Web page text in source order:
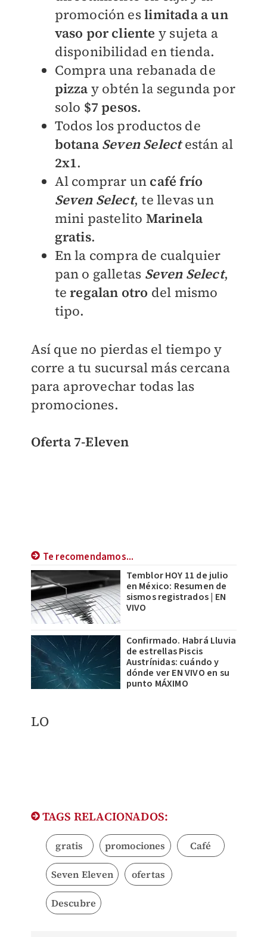
promoción eslimitada a un
vaso por cliente y sujeta a
disponibilidad en tienda.
Compra una rebanada de
pizza y obtén la segunda por
solo $7 pesos.
Todos los productos de
botana Seven Selectestán al
2x1.
Al comprar un café frío
Seven Select, te llevas un
mini pastelito Marinela
gratis.
En la compra de cualquier
pan o galletas Seven Select,
teregalan otro del mismo
tipo.
Así que no pierdas el tiempo y
corre a tu sucursal más cercana
para aprovechar todas las
promociones.
Oferta 7-Eleven
Te recomendamos...
Temblor HOY 11 de julio
en México: Resumen de
sismos registrados | EN
VIVO
Confirmado. Habrá Lluvia
de estrellas Piscis
Austrínidas: cuándo y
dónde ver EN VIVO en su
punto MÁXIMO
LO
TAGS RELACIONADOS:
gratis promociones Café
Seven Eleven ofertas
Descubre